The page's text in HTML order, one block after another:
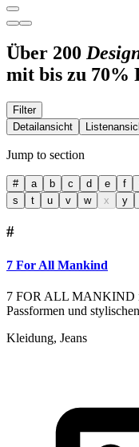
Über 200
mit bis zu 70%
Filter
Detailansicht
Jump to section
# a b c d e f
s
t u v w x y
#
7 For All Mankind
7 FOR ALL MANKIND
Passformen und
Kleidung, Jeans